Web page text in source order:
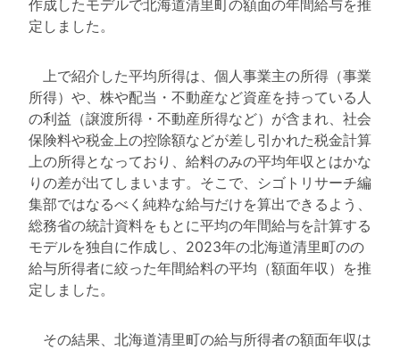
作成したモデルで北海道清里町の額面の年間給与を推
定しました。
上で紹介した平均所得は、個人事業主の所得（事業
所得）や、株や配当・不動産など資産を持っている人
の利益（譲渡所得・不動産所得など）が含まれ、社会
保険料や税金上の控除額などが差し引かれた税金計算
上の所得となっており、給料のみの平均年収とはかな
りの差が出てしまいます。そこで、シゴトリサーチ編
集部ではなるべく純粋な給与だけを算出できるよう、
総務省の統計資料をもとに平均の年間給与を計算する
モデルを独自に作成し、2023年の北海道清里町のの
給与所得者に絞った年間給料の平均（額面年収）を推
定しました。
その結果、北海道清里町の給与所得者の額面年収は